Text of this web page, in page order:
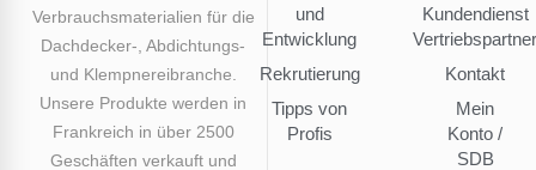
Verbrauchsmaterialien für die
Dachdecker-, Abdichtungs-
und Klempnereibranche.
Unsere Produkte werden in
Frankreich in über 2500
Geschäften verkauft und
und
Entwicklung
Rekrutierung
Tipps von
Profis
Kundendienst
Kontakt
Mein
Konto /
SDB